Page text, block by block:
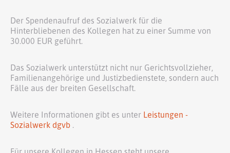
Der Spendenaufruf des Sozialwerk für die
Hinterbliebenen des Kollegen hat zu einer Summe von
30.000 EUR geführt.
Das Sozialwerk unterstützt nicht nur Gerichtsvollzieher,
Familienangehörige und Justizbedienstete, sondern auch
Fälle aus der breiten Gesellschaft.
Weitere Informationen gibt es unter Leistungen -
Sozialwerk dgvb .